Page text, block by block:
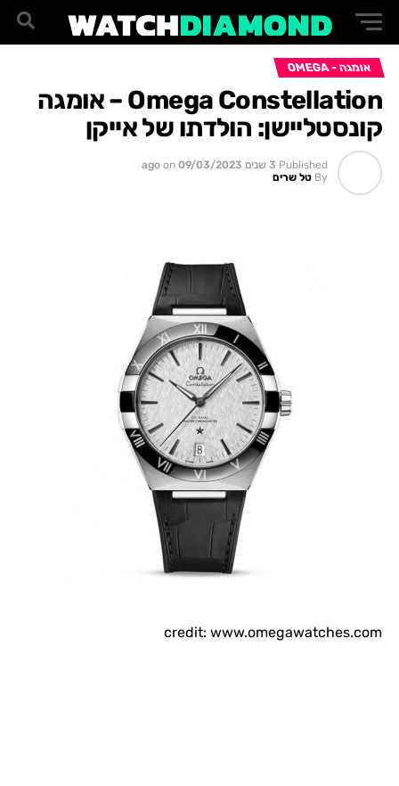
אומגה - OMEGA
Omega Constellation – אומגה
קונסטליישן: הולדתו של אייקן
Published 3 שנים ago on 09/03/2023
By טל שרים
credit: www.omegawatches.com